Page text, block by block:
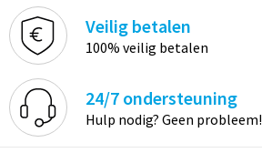
Veilig betalen
100% veilig betalen
24/7 ondersteuning
Hulp nodig? Geen probleem!